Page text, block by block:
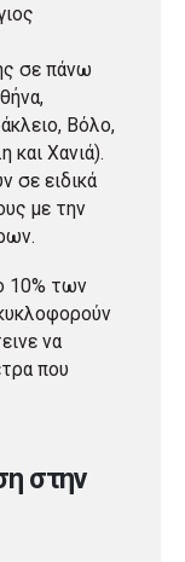
σε πάνω
Βόλο,
και Χανιά).
σε ειδικά
με την
10% των
να
που
στην